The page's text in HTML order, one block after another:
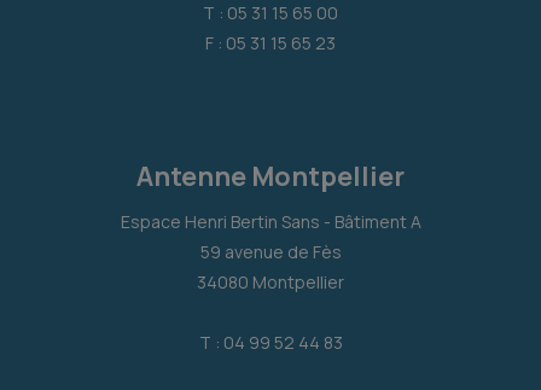
T : 05 31 15 65 00
F : 05 31 15 65 23
Antenne Montpellier
Espace Henri Bertin Sans - Bâtiment A
59 avenue de Fès
34080 Montpellier
T : 04 99 52 44 83